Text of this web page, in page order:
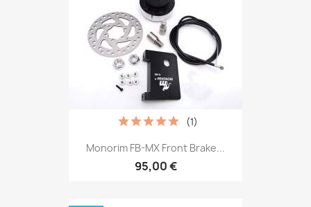
Monorim FB-MX Front Brake...
95,00 €
(1)